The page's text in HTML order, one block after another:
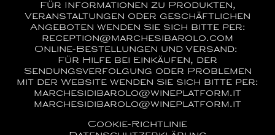
Für Informationen zu Produkten,
Veranstaltungen oder geschäftlichen
Angeboten wenden Sie sich bitte per:
reception@marchesibarolo.com
Online-Bestellungen und Versand:
Für Hilfe bei Einkäufen, der
Sendungsverfolgung oder Problemen
mit der Website wenden Sie sich bitte per:
marchesidibarolo@wineplatform.it
marchesidibarolo@wineplatform.it
Cookie-Richtlinie